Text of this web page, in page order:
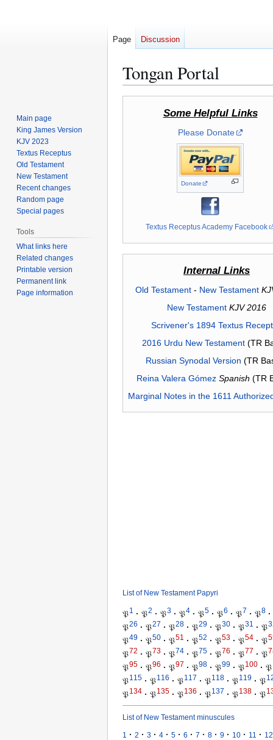
Tongan Portal
Some Helpful Links
Please Donate
Donate
Textus Receptus Academy Facebook
Internal Links
Old Testament- New Testament
New Testament KJV 2016
Scrivener's 1894 Textus
2016 Urdu New Testament(TR
Russian Synodal Version (TR
Reina Valera Gómez Spanish (TR
Marginal Notes in the 1611
List of New Testament Papyri
𝔓1 · 𝔓2 · 𝔓3 · 𝔓4 · 𝔓5 · 𝔓6 · 𝔓7 · 𝔓8 ·
𝔓26 · 𝔓27 · 𝔓28 · 𝔓29 · 𝔓30 · 𝔓31 · 𝔓
𝔓49 · 𝔓50 · 𝔓51 · 𝔓52 · 𝔓53 · 𝔓54 · 𝔓
𝔓72 · 𝔓73 · 𝔓74 · 𝔓75 · 𝔓76 · 𝔓77 · 𝔓
𝔓95 · 𝔓96 · 𝔓97 · 𝔓98 · 𝔓99 · 𝔓100 · 𝔓
𝔓115 · 𝔓116 · 𝔓117 · 𝔓118 · 𝔓119 · 𝔓
𝔓134 · 𝔓135 · 𝔓136 · 𝔓137 · 𝔓138 · 𝔓
List of New Testament minuscules
1 · 2 · 3 · 4 · 5 · 6 · 7 · 8 · 9 · 10 · 11 · 12
Page Discussion
Main page
King James Version
KJV 2023
Textus Receptus
Old Testament
New Testament
Recent changes
Random page
Special pages
Tools
What links here
Related changes
Printable version
Permanent link
Page information